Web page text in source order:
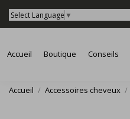
Select Language ▼
Accueil Boutique Conseils
Accueil Accessoires cheveux